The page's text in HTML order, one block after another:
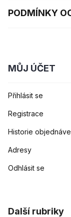
PODMÍNKY
MŮJ ÚČET
Přihlásit se
Registrace
Historie
Adresy
Odhlásit se
Další rubriky